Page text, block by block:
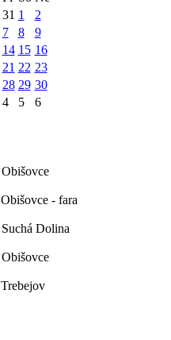
31 1
2
7 8
9
14 15 16
21 22 23
28 29 30
4 5 6
Obišovce
Obišovce - fara
Suchá Dolina
Obišovce
Trebejov